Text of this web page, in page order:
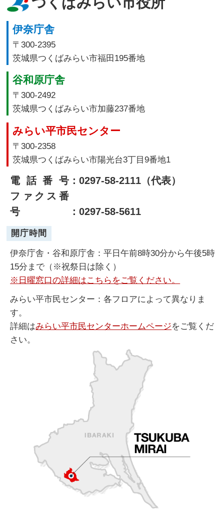
伊奈庁舎
〒300-2395
茨城県つくばみらい市福田195番地
谷和原庁舎
〒300-2492
茨城県つくばみらい市加藤237番地
みらい平市民センター
〒300-2358
茨城県つくばみらい市陽光台3丁目9番地1
電話番号：0297-58-2111（代表）
ファクス番
号
：0297-58-5611
開庁時間
伊奈庁舎・谷和原庁舎：平日午前8時30分から午後5時
15分まで（※祝祭日は除く）
※日曜窓口の詳細はこちらをご覧ください。
みらい平市民センター：各フロアによって異なりま
す。
詳細はみらい平市民センターホームページをご覧くだ
さい。